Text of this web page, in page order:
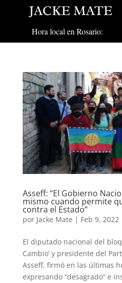
Hora local en Rosario:
Asseff: “El Gobierno
mismo cuando permite
contra el Estado”
por Jacke Mate | Feb 9, 2022
El diputado nacional del
Cambio’ y presidente del
Asseff, firmó en las últimas
expresando “desagrado” e